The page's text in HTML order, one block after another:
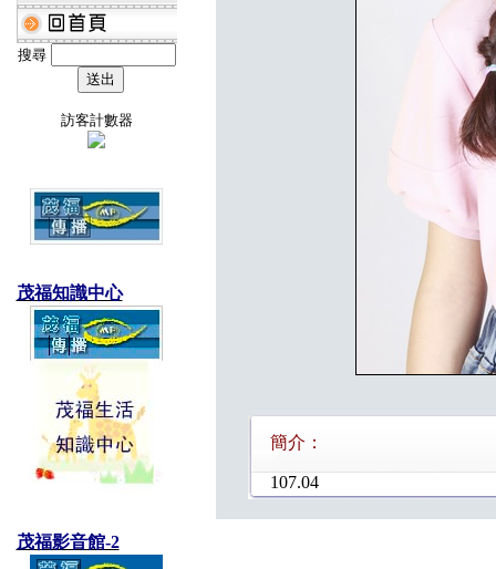
搜尋
訪客計數器
茂福知識中心
茂福影音館-2
簡介：
107.04